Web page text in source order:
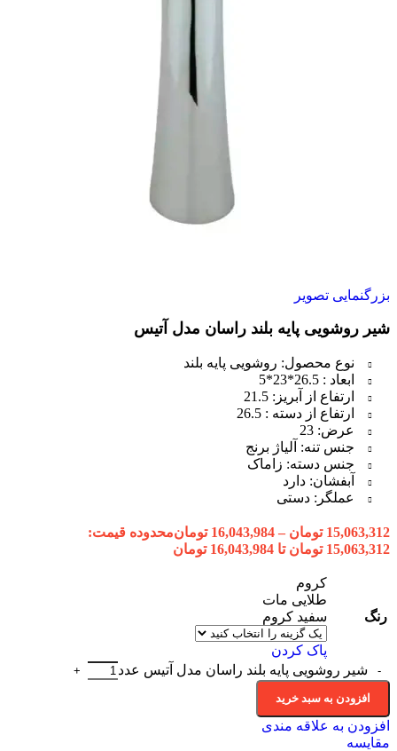
بزرگنمایی تصویر
شیر روشویی پایه بلند راسان مدل آتیس
نوع محصول: روشویی پایه بلند
ابعاد : 26.5*23*5
ارتفاع از آبریز: 21.5
ارتفاع از دسته : 26.5
عرض: 23
جنس تنه: آلیاژ برنج
جنس دسته: زاماک
آبفشان: دارد
عملگر: دستی
15,063,312 تومان –
16,043,984 تومانمحدوده قیمت:
15,063,312 تومان تا 16,043,984 تومان
رنگ
کروم
طلایی مات
سفید كروم
پاک کردن
شیر روشویی پایه بلند راسان مدل آتیس عدد
افزودن به سبد خرید
افزودن به علاقه مندی
مقایسه